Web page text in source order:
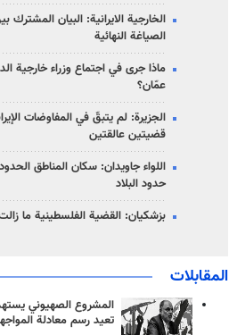
الخارجية الايرانية: البيان
الصياغة النهائية
ماذا جرى في اجتماع وزراء خارجية
عمّان؟
الجزيرة: لم يتبقّ في المفاوضات
قضيتين عالقتين
اللواء جاويدان: سكان المناطق
حدود البلاد
بزشكيان: القضية الفلسطينية ما
المقابلات
المشروع الصهيوني
تعيد رسم معادلة